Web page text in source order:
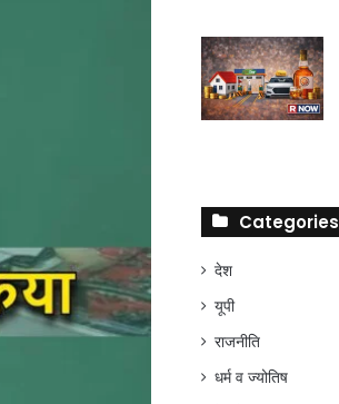
Categories
देश
यूपी
राजनीति
धर्म व ज्योतिष